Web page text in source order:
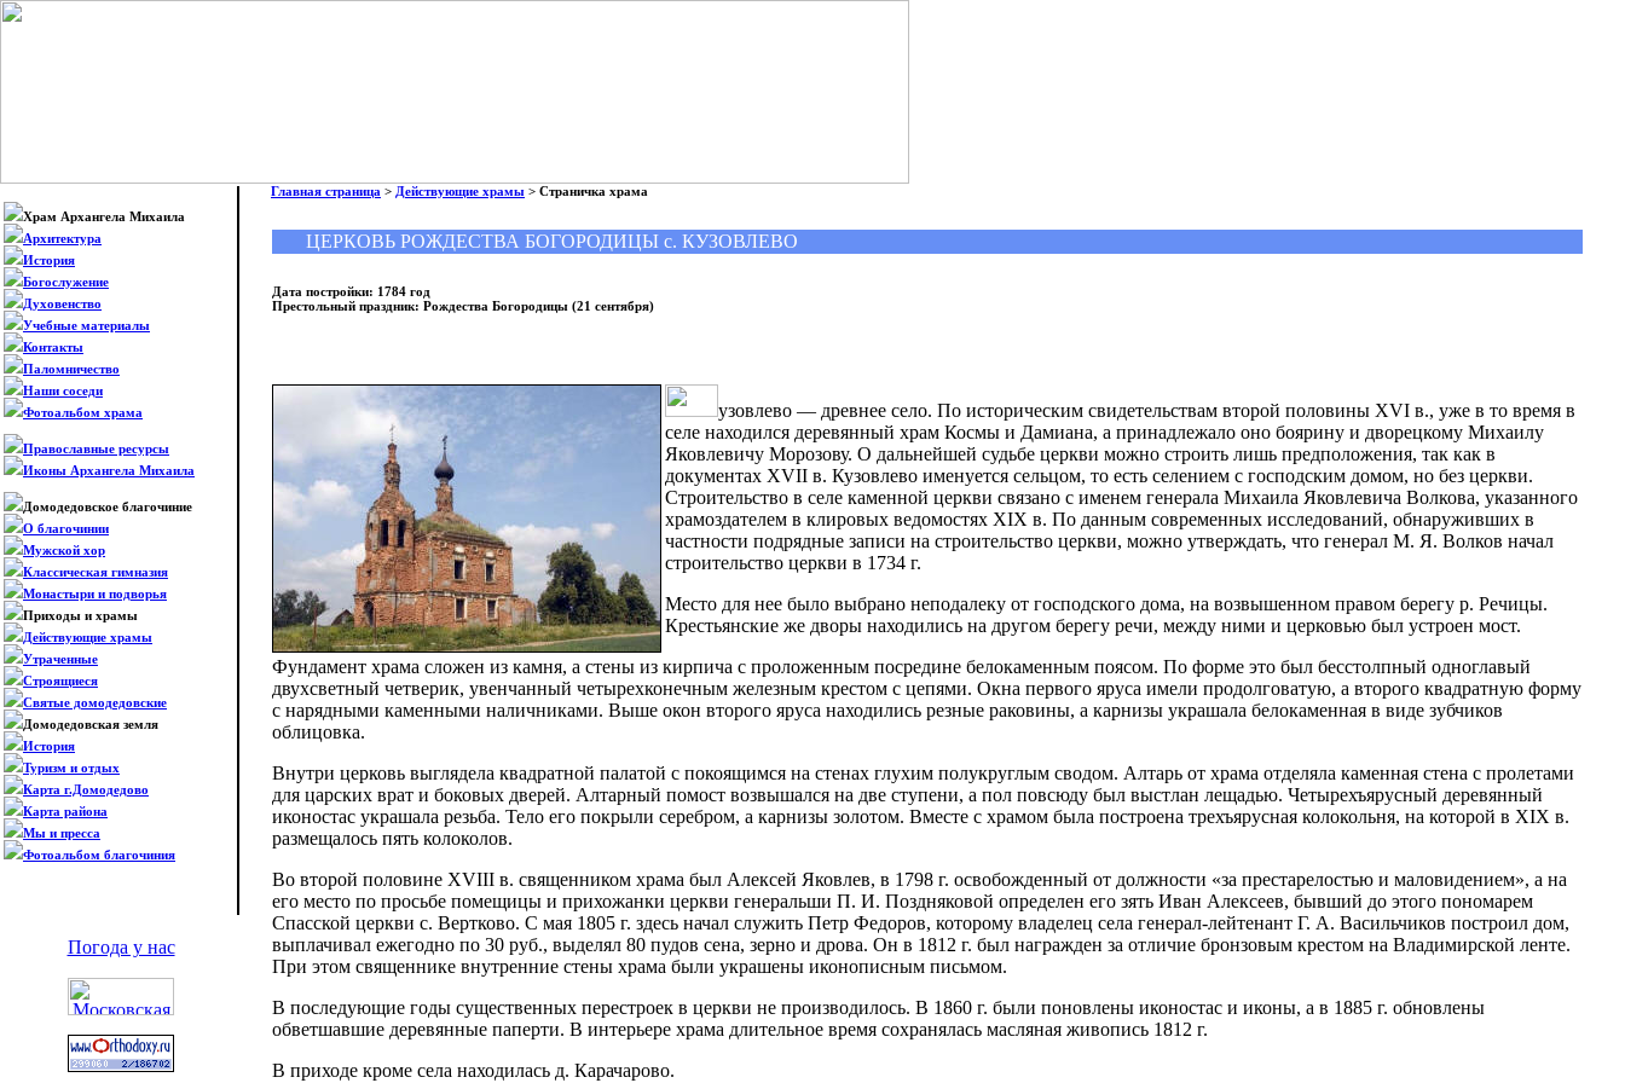
Храм Архангела Михаила
Архитектура
История
Богослужение
Духовенство
Учебные материалы
Контакты
Паломничество
Наши соседи
Фотоальбом храма
Православные ресурсы
Иконы Архангела Михаила
Домодедовское благочиние
О благочинии
Мужской хор
Классическая гимназия
Монастыри и подворья
Приходы и храмы
Действующие храмы
Утраченные
Строящиеся
Святые домодедовские
Домодедовская земля
История
Туризм и отдых
Карта г.Домодедово
Карта района
Мы и пресса
Фотоальбом благочиния
Погода у нас
Главная страница > Действующие храмы > Страничка храма
ЦЕРКОВЬ РОЖДЕСТВА БОГОРОДИЦЫ с. КУЗОВЛЕВО
Дата постройки: 1784 год
Престольный праздник: Рождества Богородицы (21 сентября)
узовлево — древнее село. По историческим свидетельствам второй половины XVI в., уже в то время в
селе находился деревянный храм Космы и Дамиана, а принадлежало оно боярину и дворецкому Михаилу
Яковлевичу Морозову. О дальнейшей судьбе церкви можно строить лишь предположения, так как в
документах XVII в. Кузовлево именуется сельцом, то есть селением с господским домом, но без церкви.
Строительство в селе каменной церкви связано с именем генерала Михаила Яковлевича Волкова, указанного
храмоздателем в клировых ведомостях XIX в. По данным современных исследований, обнаруживших в
частности подрядные записи на строительство церкви, можно утверждать, что генерал М. Я. Волков начал
строительство церкви в 1734 г.
Место для нее было выбрано неподалеку от господского дома, на возвышенном правом берегу р. Речицы.
Крестьянские же дворы находились на другом берегу речи, между ними и церковью был устроен мост.
Фундамент храма сложен из камня, а стены из кирпича с проложенным посредине белокаменным поясом. По форме это был бесстолпный одноглавый
двухсветный четверик, увенчанный четырехконечным железным крестом с цепями. Окна первого яруса имели продолговатую, а второго квадратную форму
с нарядными каменными наличниками. Выше окон второго яруса находились резные раковины, а карнизы украшала белокаменная в виде зубчиков
облицовка.
Внутри церковь выглядела квадратной палатой с покоящимся на стенах глухим полукруглым сводом. Алтарь от храма отделяла каменная стена с пролетами
для царских врат и боковых дверей. Алтарный помост возвышался на две ступени, а пол повсюду был выстлан лещадью. Четырехъярусный деревянный
иконостас украшала резьба. Тело его покрыли серебром, а карнизы золотом. Вместе с храмом была построена трехъярусная колокольня, на которой в XIX в.
размещалось пять колоколов.
Во второй половине XVIII в. священником храма был Алексей Яковлев, в 1798 г. освобожденный от должности «за престарелостью и маловидением», а на
его место по просьбе помещицы и прихожанки церкви генеральши П. И. Поздняковой определен его зять Иван Алексеев, бывший до этого пономарем
Спасской церкви с. Вертково. С мая 1805 г. здесь начал служить Петр Федоров, которому владелец села генерал-лейтенант Г. А. Васильчиков построил дом,
выплачивал ежегодно по 30 руб., выделял 80 пудов сена, зерно и дрова. Он в 1812 г. был награжден за отличие бронзовым крестом на Владимирской ленте.
При этом священнике внутренние стены храма были украшены иконописным письмом.
В последующие годы существенных перестроек в церкви не производилось. В 1860 г. были поновлены иконостас и иконы, а в 1885 г. обновлены
обветшавшие деревянные паперти. В интерьере храма длительное время сохранялась масляная живопись 1812 г.
В приходе кроме села находилась д. Карачарово.